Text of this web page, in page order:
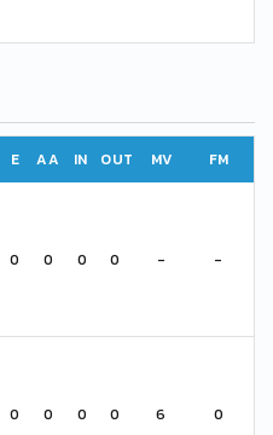
E AA IN OUT MV FM
0 0 0 0 - -
0 0 0 0 6 0